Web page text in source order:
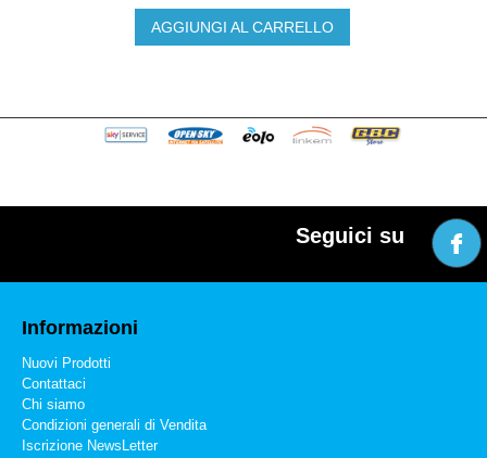
AGGIUNGI AL CARRELLO
Seguici su
Informazioni
Nuovi Prodotti
Contattaci
Chi siamo
Condizioni generali di Vendita
Iscrizione NewsLetter